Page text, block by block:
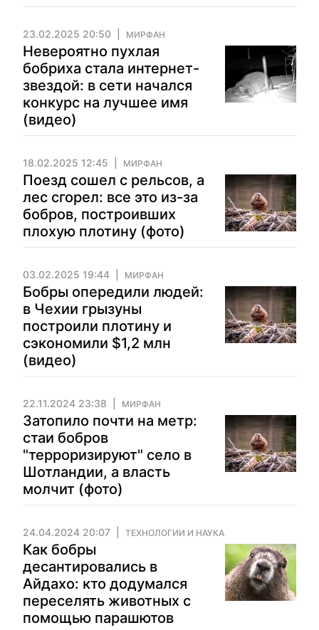
23.02.2025 20:50 МИРФАН
Невероятно пухлая
бобриха стала интернет-
звездой: в сети начался
конкурс на лучшее имя
(видео)
18.02.2025 12:45 МИРФАН
Поезд сошел с рельсов, а
лес сгорел: все это из-за
бобров, построивших
плохую плотину (фото)
03.02.2025 19:44 МИРФАН
Бобры опередили людей:
в Чехии грызуны
построили плотину и
сэкономили $1,2 млн
(видео)
22.11.2024 23:38 МИРФАН
Затопило почти на метр:
стаи бобров
"терроризируют" село в
Шотландии, а власть
молчит (фото)
24.04.2024 20:07 ТЕХНОЛОГИИ И НАУКА
Как бобры
десантировались в
Айдахо: кто додумался
переселять животных с
помощью парашютов